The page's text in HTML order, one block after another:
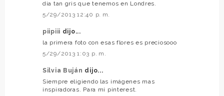
dia tan gris que tenemos en Londres.
5/29/2013 12:40 p. m.
piipiii dijo...
la primera foto con esas flores es preciosooo
5/29/2013 1:03 p. m.
Silvia Buján dijo...
Siempre eligiendo las imágenes mas
inspiradoras. Para mi pinterest.